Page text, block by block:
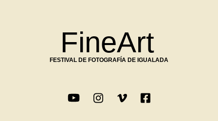
FineArt
FESTIVAL DE FOTOGRAFÍA DE IGUALADA